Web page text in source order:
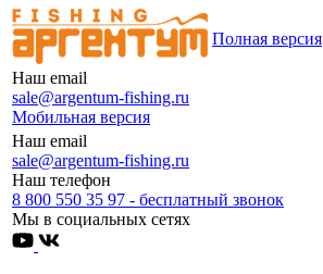
Наш email
sale@argentum-fishing.ru
Мобильная версия
Полная версия
Наш email
sale@argentum-fishing.ru
Наш телефон
8 800 550 35 97 - бесплатный звонок
Мы в социальных сетях